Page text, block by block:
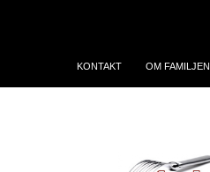
KONTAKT
OM FAMILJEN